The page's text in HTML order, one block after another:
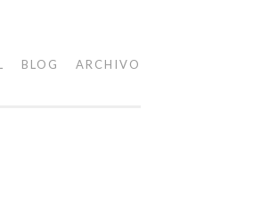
BLOG ARCHIVO